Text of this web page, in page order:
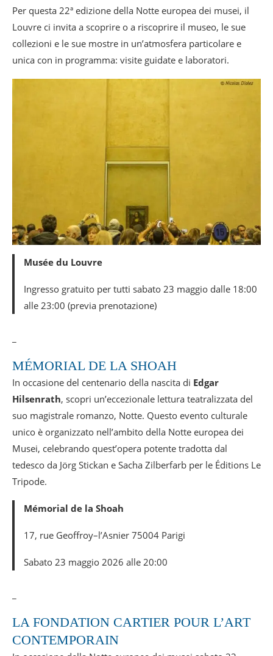
Per questa 22ª edizione della Notte europea dei musei, il
Louvre ci invita a scoprire o a riscoprire il museo, le sue
collezioni e le sue mostre in un’atmosfera particolare e
unica con in programma: visite guidate e laboratori.
Musée du Louvre
Ingresso gratuito per tutti sabato 23 maggio dalle 18:00
alle 23:00 (previa prenotazione)
MÉMORIAL DE LA SHOAH
In occasione del centenario della nascita di Edgar
Hilsenrath, scopri un’eccezionale lettura teatralizzata del
suo magistrale romanzo, Notte. Questo evento culturale
unico è organizzato nell’ambito della Notte europea dei
Musei, celebrando quest’opera potente tradotta dal
tedesco da Jörg Stickan e Sacha Zilberfarb per le Éditions Le
Tripode.
Mémorial de la Shoah
17, rue Geoffroy–l’Asnier 75004 Parigi
Sabato 23 maggio 2026 alle 20:00
LA FONDATION CARTIER POUR L’ART
CONTEMPORAIN